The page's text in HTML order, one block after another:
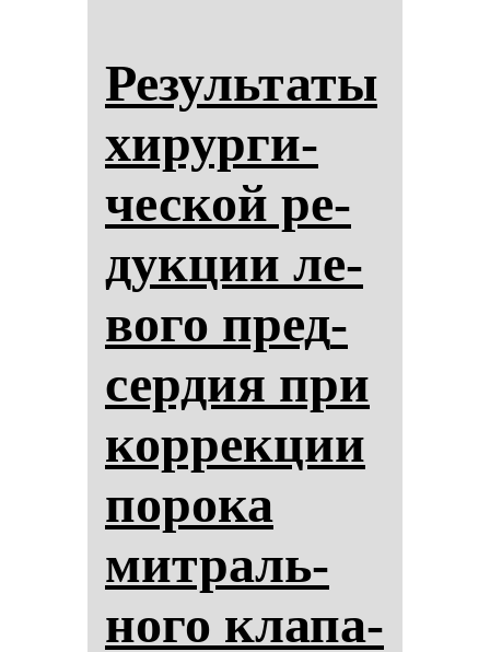
Ре­зуль­та­ты
хи­рур­ги­
чес­кой ре­
дук­ции ле­
во­го пред­
сер­дия при
кор­рек­ции
по­ро­ка
мит­раль­
но­го кла­па­